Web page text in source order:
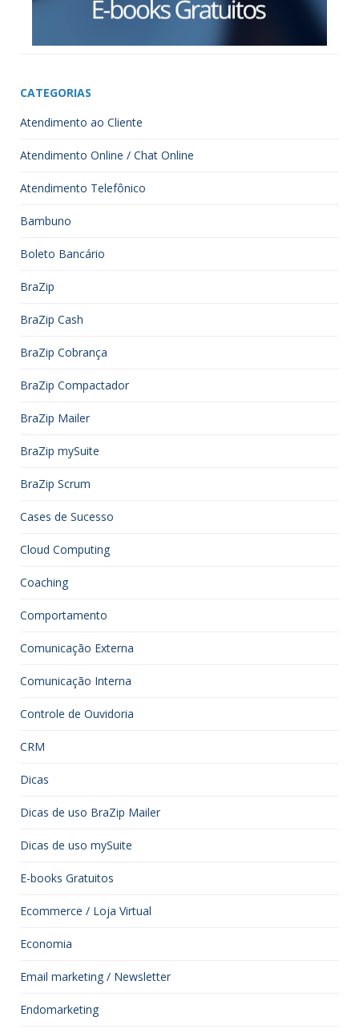
CATEGORIAS
Atendimento ao Cliente
Atendimento Online / Chat Online
Atendimento Telefônico
Bambuno
Boleto Bancário
BraZip
BraZip Cash
BraZip Cobrança
BraZip Compactador
BraZip Mailer
BraZip mySuite
BraZip Scrum
Cases de Sucesso
Cloud Computing
Coaching
Comportamento
Comunicação Externa
Comunicação Interna
Controle de Ouvidoria
CRM
Dicas
Dicas de uso BraZip Mailer
Dicas de uso mySuite
E-books Gratuitos
Ecommerce / Loja Virtual
Economia
Email marketing / Newsletter
Endomarketing